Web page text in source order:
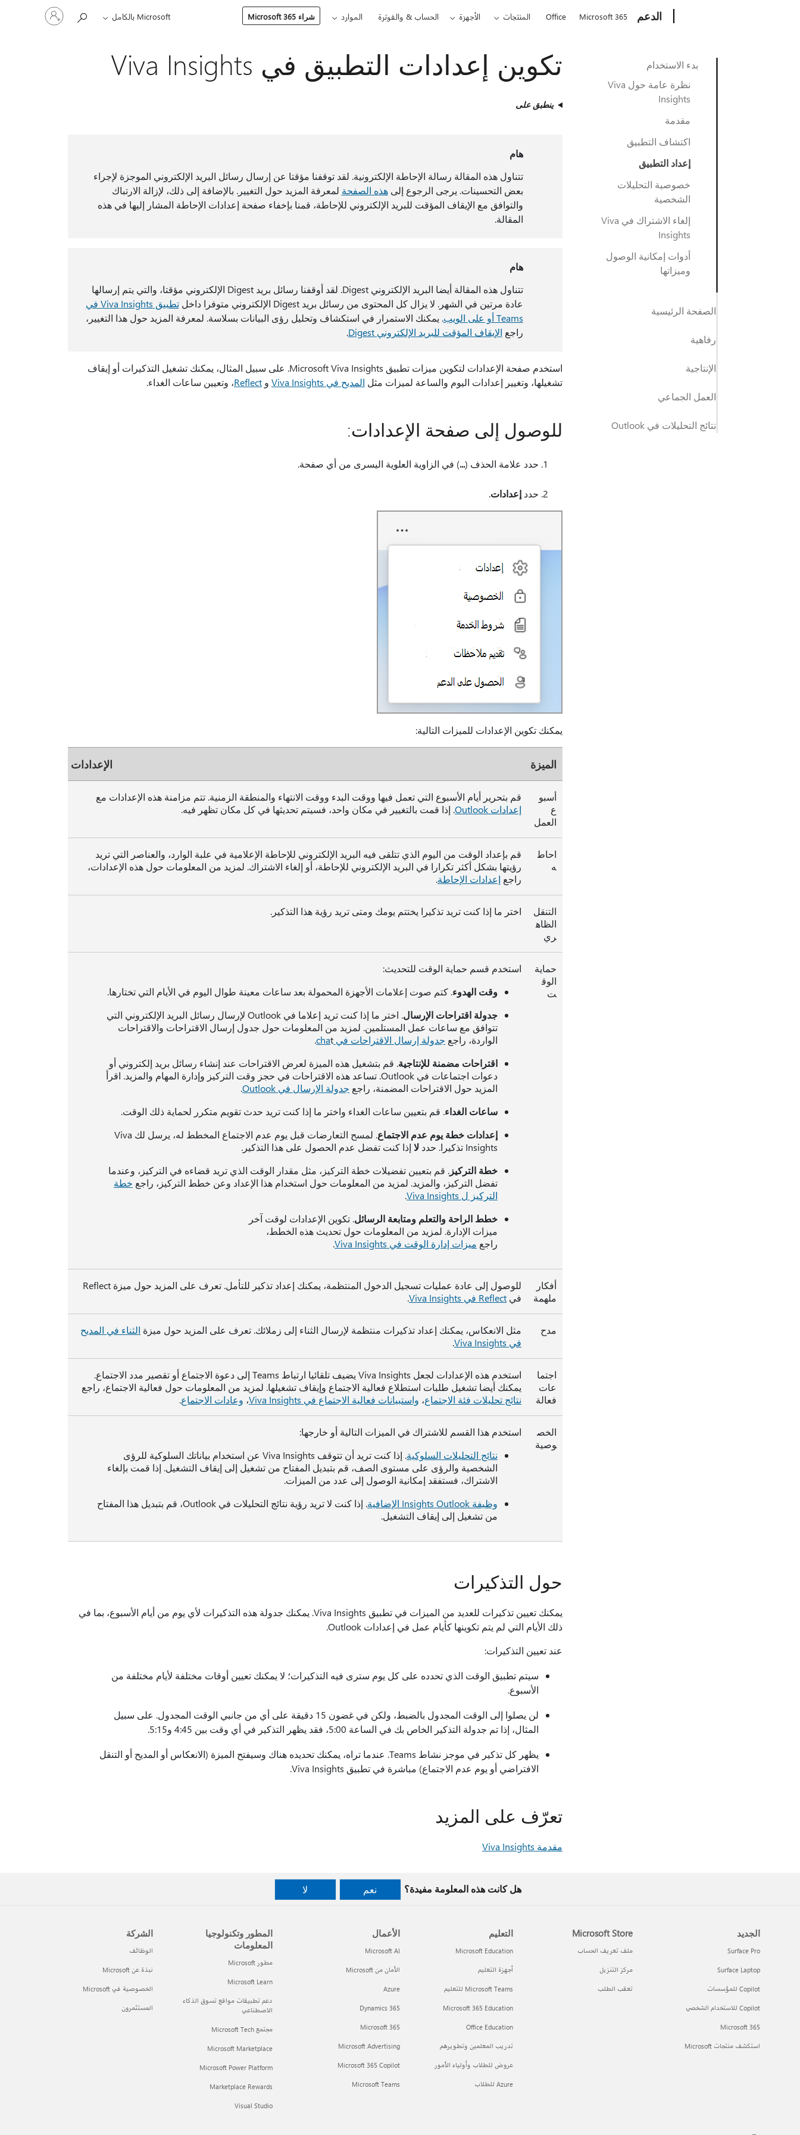
الدعم Microsoft 365
Office المنتجات الأجهزة الحساب & والفوترة الموارد شراء Microsoft 365 Microsoft بالكامل
تسجيل
الدخول
إلى
بدء الاستخدام
نظرة عامة حول Viva
Insights
مقدمة
اكتشاف التطبيق
إعداد التطبيق
خصوصية التحليلات
الشخصية
إلغاء الاشتراك في Viva
Insights
أدوات إمكانية الوصول
وميزاتها
الصفحة الرئيسية
رفاهية
الإنتاجية
العمل الجماعي
نتائج التحليلات في Outlook
تكوين إعدادات التطبيق في Viva Insights
ينطبق على
هام
تتناول هذه المقالة رسالة الإحاطة الإلكترونية. لقد توقفنا مؤقتا عن إرسال رسائل البريد الإلكتروني الموجزة لإجراء
بعض التحسينات. يرجى الرجوع إلىهذه الصفحة لمعرفة المزيد حول التغيير. بالإضافة إلى ذلك، لإزالة الارتباك
والتوافق مع الإيقاف المؤقت للبريد الإلكتروني للإحاطة، قمنا بإخفاء صفحة إعدادات الإحاطة المشار إليها في هذه
المقالة.
هام
تتناول هذه المقالة أيضا البريد الإلكتروني Digest. لقد أوقفنا رسائل بريد Digest الإلكتروني مؤقتا، والتي يتم إرسالها
عادة مرتين في الشهر. لا يزال كل المحتوى من رسائل بريد Digest الإلكتروني متوفرا داخل
تطبيق Viva Insights في
Teams أو على الويب
. يمكنك الاستمرار في استكشاف وتحليل رؤى البيانات بسلاسة. لمعرفة المزيد حول هذا التغيير،
راجع الإيقاف المؤقت للبريد الإلكتروني Digest .
استخدم صفحة الإعدادات لتكوين ميزات تطبيق Microsoft Viva Insights. على سبيل المثال، يمكنك تشغيل التذكيرات أو إيقاف
تشغيلها، وتغيير إعدادات اليوم والساعة لميزات مثل المديح في Viva Insights و Reflect، وتعيين ساعات الغداء.
للوصول إلى صفحة الإعدادات:
حدد علامة الحذف (...) في الزاوية العلوية اليسرى من أي صفحة.
حدد إعدادات.
يمكنك تكوين الإعدادات للميزات التالية:
الميزة الإعدادات
أسبو
ع
العمل
قم بتحرير أيام الأسبوع التي تعمل فيها ووقت البدء ووقت الانتهاء والمنطقة الزمنية. تتم مزامنة هذه الإعدادات مع
إعدادات Outlook
. إذا قمت بالتغيير في مكان واحد، فسيتم تحديثها في كل مكان تظهر فيه.
احاط
ه
قم بإعداد الوقت من اليوم الذي تتلقى فيه البريد الإلكتروني للإحاطة الإعلامية في علبة الوارد، والعناصر التي تريد
رؤيتها بشكل أكثر تكرارا في البريد الإلكتروني للإحاطة، أو إلغاء الاشتراك. لمزيد من المعلومات حول هذه الإعدادات،
راجع إعدادات الإحاطة.
التنقل
الظاه
ري
اختر ما إذا كنت تريد تذكيرا يختتم يومك ومتى تريد رؤية هذا التذكير.
حماية
الوق
ت
استخدم قسم حماية الوقت للتحديث:
وقت الهدوء. كتم صوت إعلامات الأجهزة المحمولة بعد ساعات معينة طوال اليوم في الأيام التي تختارها.
جدولة اقتراحات الإرسال
. اختر ما إذا كنت تريد إعلاما في Outlook لإرسال رسائل البريد الإلكتروني التي
تتوافق مع ساعات عمل المستلمين. لمزيد من المعلومات حول جدول إرسال الاقتراحات والاقتراحات
الواردة، راجع جدولة إرسال الاقتراحات في cha t.
اقتراحات مضمنة للإنتاجية. قم بتشغيل هذه الميزة لعرض الاقتراحات عند إنشاء رسائل بريد إلكتروني أو
دعوات اجتماعات في Outlook. تساعد هذه الاقتراحات في حجز وقت التركيز وإدارة المهام والمزيد. اقرأ
المزيد حول الاقتراحات المضمنة، راجع جدولة الإرسال في Outlook
.
ساعات الغداء. قم بتعيين ساعات الغداء واختر ما إذا كنت تريد حدث تقويم متكرر لحماية ذلك الوقت.
إعدادات خطة يوم عدم الاجتماع
. لمسح التعارضات قبل يوم عدم الاجتماع المخطط له، يرسل لك Viva
Insights تذكيرا. حدد
لا إذا كنت تفضل عدم الحصول على هذا التذكير.
خطة التركيز. قم بتعيين تفضيلات خطة التركيز، مثل مقدار الوقت الذي تريد قضاءه في التركيز، وعندما
تفضل التركيز، والمزيد. لمزيد من المعلومات حول استخدام هذا الإعداد وعن خطط التركيز، راجع خطة
التركيز ل Viva Insights
.
خطط الراحة والتعلم ومتابعة الرسائل. تكوين الإعدادات لوقت آخر
ميزات الإدارة. لمزيد من المعلومات حول تحديث هذه الخطط،
راجع ميزات إدارة الوقت في Viva Insights .
أفكار
ملهمة
للوصول إلى عادة عمليات تسجيل الدخول المنتظمة، يمكنك إعداد تذكير للتأمل. تعرف على المزيد حول ميزة Reflect
في Reflect في Viva Insights .
مدح مثل الانعكاس، يمكنك إعداد تذكيرات منتظمة لإرسال الثناء إلى زملائك. تعرف على المزيد حول ميزة الثناء في المديح
في Viva Insights
.
اجتما
عات
فعالة
استخدم هذه الإعدادات لجعل Viva Insights يضيف تلقائيا ارتباط Teams إلى دعوة الاجتماع أو تقصير مدد الاجتماع.
يمكنك أيضا تشغيل طلبات استطلاع فعالية الاجتماع وإيقاف تشغيلها. لمزيد من المعلومات حول فعالية الاجتماع، راجع
نتائج تحليلات فئة الاجتماع، واستبيانات فعالية الاجتماع في Viva Insights ، وعادات الاجتماع.
الخص
وصية
استخدم هذا القسم للاشتراك في الميزات التالية أو خارجها:
نتائج التحليلات السلوكية
. إذا كنت تريد أن تتوقف Viva Insights عن استخدام بياناتك السلوكية للرؤى
الشخصية والرؤى على مستوى الصف، قم بتبديل المفتاح من تشغيل إلى إيقاف التشغيل. إذا قمت بإلغاء
الاشتراك، فستفقد إمكانية الوصول إلى عدد من الميزات.
وظيفة Insights Outlook الإضافية
. إذا كنت لا تريد رؤية نتائج التحليلات في Outlook، قم بتبديل هذا المفتاح
من تشغيل إلى إيقاف التشغيل.
حول التذكيرات
يمكنك تعيين تذكيرات للعديد من الميزات في تطبيق Viva Insights. يمكنك جدولة هذه التذكيرات لأي يوم من أيام الأسبوع، بما في
ذلك الأيام التي لم يتم تكوينها كأيام عمل في إعدادات Outlook.
عند تعيين التذكيرات:
سيتم تطبيق الوقت الذي تحدده على كل يوم سترى فيه التذكيرات؛ لا يمكنك تعيين أوقات مختلفة لأيام مختلفة من
الأسبوع.
لن يصلوا إلى الوقت المجدول بالضبط، ولكن في غضون 15 دقيقة على أي من جانبي الوقت المجدول. على سبيل
المثال، إذا تم جدولة التذكير الخاص بك في الساعة 5:00، فقد يظهر التذكير في أي وقت بين 4:45 و5:15.
يظهر كل تذكير في موجز نشاط Teams. عندما تراه، يمكنك تحديده هناك وسيفتح الميزة (الانعكاس أو المديح أو التنقل
الافتراضي أو يوم عدم الاجتماع) مباشرة في تطبيق Viva Insights.
تعرّف على المزيد
مقدمة Viva Insights
هل كانت هذه المعلومة مفيدة؟ نعم لا
الجديد
Surface Pro
Surface Laptop
Copilot للمؤسسات
Copilot للاستخدام الشخصي
Microsoft 365
استكشف منتجات Microsoft
Microsoft Store
ملف تعريف الحساب
مركز التنزيل
تعقب الطلب
التعليم
Microsoft Education
أجهزة التعليم
Microsoft Teams للتعليم
Microsoft 365 Education
Office Education
تدريب المعلمين وتطويرهم
عروض للطلاب وأولياء الأمور
Azure للطلاب
الأعمال
Microsoft AI
الأمان من Microsoft
Azure
Dynamics 365
Microsoft 365
Microsoft Advertising
Microsoft 365 Copilot
Microsoft Teams
المطور وتكنولوجيا
المعلومات
مطور Microsoft
Microsoft Learn
دعم تطبيقات مواقع تسوق الذكاء
الاصطناعي
مجتمع Microsoft Tech
Microsoft Marketplace
Microsoft Power Platform
Marketplace Rewards
Visual Studio
الشركة
الوظائف
نبذة عن Microsoft
الخصوصية في Microsoft
المستثمرون